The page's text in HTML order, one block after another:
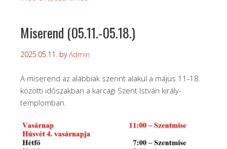
Miserend (05.11.-05.18.)
2025.05.11. byAdmin
A miserend az alábbiak szerint alakul a május 11-18.
közötti időszakban a karcagi Szent István király-
templomban.